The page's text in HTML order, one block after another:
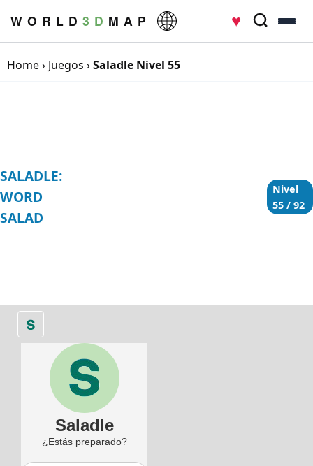
W O R L D 3 D M A P ♥
Home› Juegos ›Saladle Nivel 55
SALADLE:
WORD
SALAD
Nivel
55 / 92